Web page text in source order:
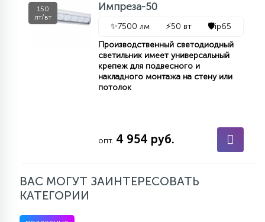
150
лт/вт
Импреза-50
✨7500 лм ⚡50 вт 🛡️ip65
Производственный светодиодный
светильник имеет универсальный
крепеж для подвесного и
накладного монтажа на стену или
потолок
опт. 4 954 руб.
ВАС МОГУТ ЗАИНТЕРЕСОВАТЬ
КАТЕГОРИИ